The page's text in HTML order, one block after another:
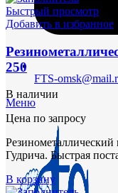
FTS-
Меню
Быстрый просмотр
Добавить в избранное
250
В наличии
Цена по запросу
Гудрича. Быстрая
В корзину